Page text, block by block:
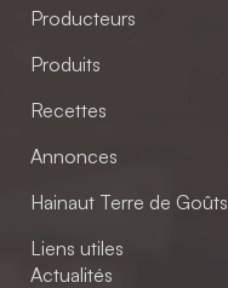
Producteurs
Produits
Recettes
Annonces
Hainaut Terre de Goûts
Liens utiles
Actualités